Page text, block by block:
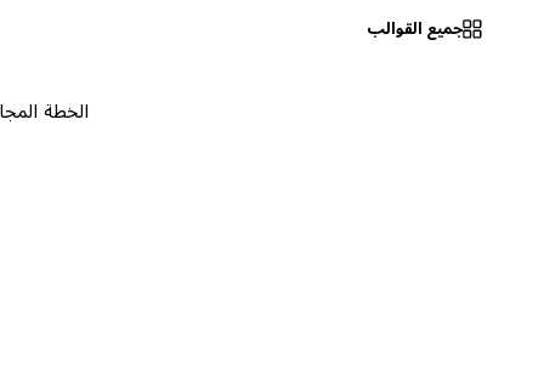
جميع القوالب
الخطة المجانية ٠